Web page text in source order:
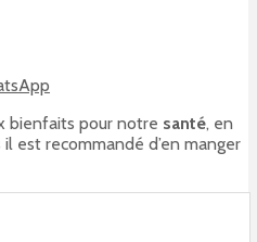
bienfaits pour notre santé, en
est recommandé d’en manger